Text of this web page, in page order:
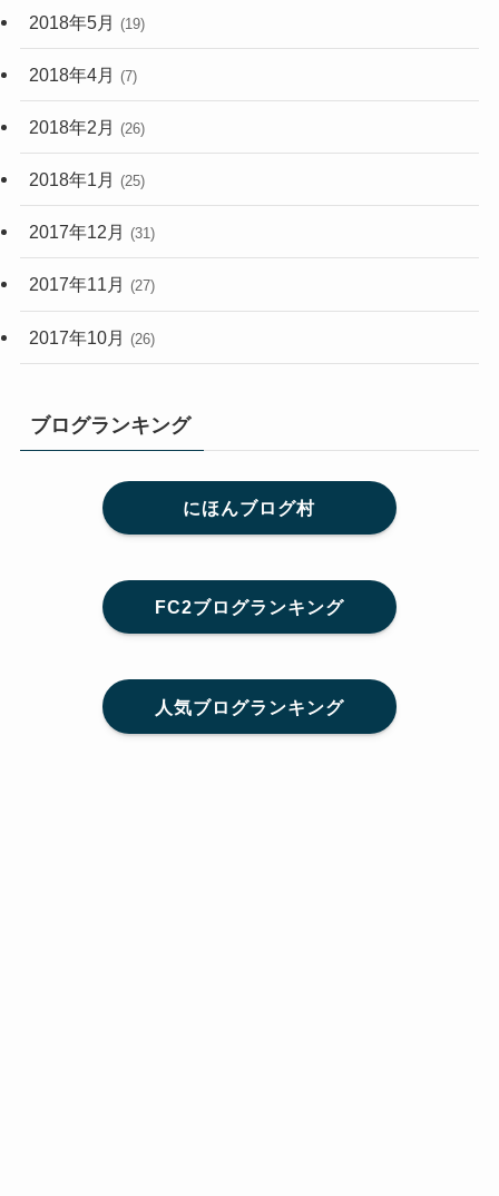
2018年5月 (19)
2018年4月 (7)
2018年2月 (26)
2018年1月 (25)
2017年12月 (31)
2017年11月 (27)
2017年10月 (26)
ブログランキング
にほんブログ村
FC2ブログランキング
人気ブログランキング